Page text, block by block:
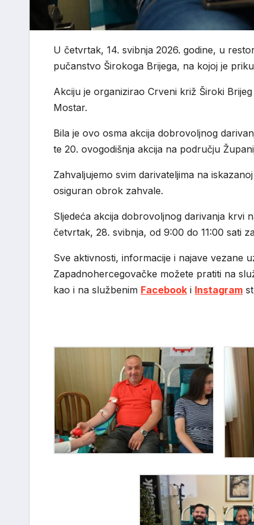
U četvrtak, 14. svibnja 2026. godine, u
pučanstvo Širokoga Brijega, na kojoj je
Akciju je organizirao Crveni križ Široki
Mostar.
Bila je ovo osma akcija dobrovoljnog
te 20. ovogodišnja akcija na području
Zahvaljujemo svim darivateljima na
osiguran obrok zahvale.
Sljedeća akcija dobrovoljnog darivanja krvi
četvrtak, 28. svibnja, od 9:00 do 11:00 sati
Sve aktivnosti, informacije i najave vezane
Zapadnohercegovačke možete pratiti na
kao i na službenim Facebook i Instagram